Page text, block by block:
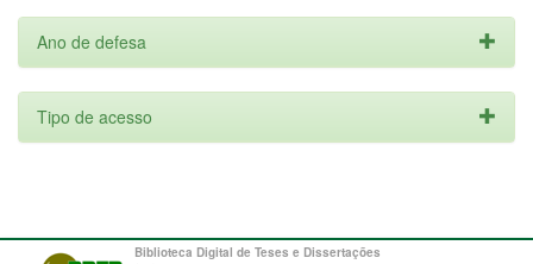
Ano de defesa
Tipo de acesso
Biblioteca Digital de Teses e Dissertações